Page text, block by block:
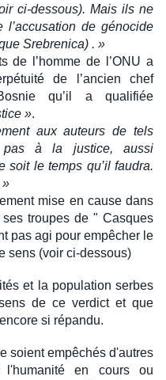
ci-dessous). Mais ils ne
l’accusation de génocide
Srebrenica) . »
de l’homme de l’ONU a
de l’ancien chef
qu’il a qualifiée
».
aux auteurs de tels
pas à la justice, aussi
soit le temps qu’il faudra.
»
mise en cause dans
troupes de " Casques
pas agi pour empêcher le
sens (voir ci-dessous)
et la population serbes
de ce verdict et que
si répandu.
soient empêchés d'autres
l'humanité en cours ou